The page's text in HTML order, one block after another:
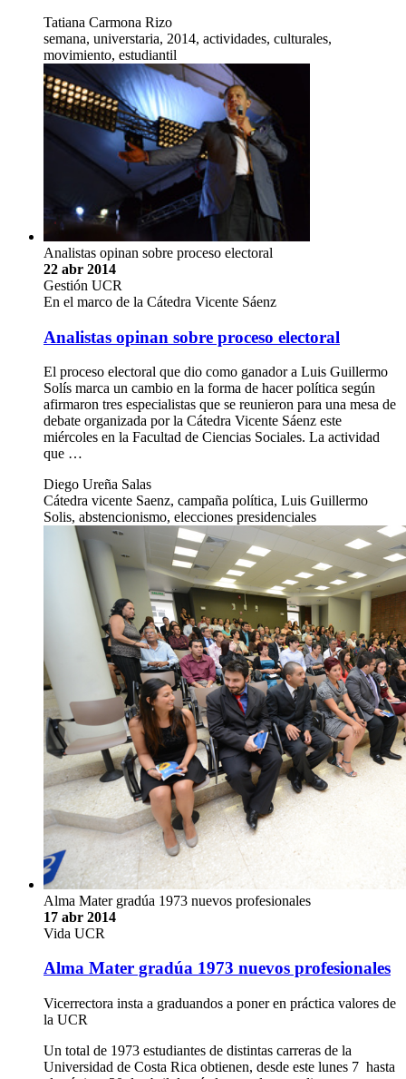
Tatiana Carmona Rizo
semana, universtaria, 2014, actividades, culturales,
movimiento, estudiantil
Analistas opinan sobre proceso electoral
22 abr 2014
Gestión UCR
En el marco de la Cátedra Vicente Sáenz
Analistas opinan sobre proceso electoral
El proceso electoral que dio como ganador a Luis Guillermo
Solís marca un cambio en la forma de hacer política según
afirmaron tres especialistas que se reunieron para una mesa de
debate organizada por la Cátedra Vicente Sáenz este
miércoles en la Facultad de Ciencias Sociales. La actividad
que …
Diego Ureña Salas
Cátedra vicente Saenz, campaña política, Luis Guillermo
Solis, abstencionismo, elecciones presidenciales
Alma Mater gradúa 1973 nuevos profesionales
17 abr 2014
Vida UCR
Alma Mater gradúa 1973 nuevos profesionales
Vicerrectora insta a graduandos a poner en práctica valores de
la UCR
Un total de 1973 estudiantes de distintas carreras de la
Universidad de Costa Rica obtienen, desde este lunes 7 hasta